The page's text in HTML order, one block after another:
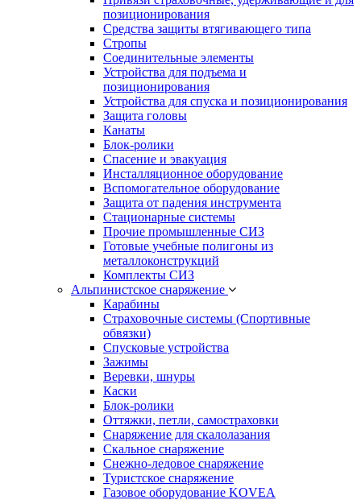
позиционирования
Средства защиты втягивающего типа
Стропы
Соединительные элементы
Устройства для подъема и
позиционирования
Устройства для спуска и позиционирования
Защита головы
Канаты
Блок-ролики
Спасение и эвакуация
Инсталляционное оборудование
Вспомогательное оборудование
Защита от падения инструмента
Стационарные системы
Прочие промышленные СИЗ
Готовые учебные полигоны из
металлоконструкций
Комплекты СИЗ
Альпинистское снаряжение
Карабины
Страховочные системы (Спортивные
обвязки)
Спусковые устройства
Зажимы
Веревки, шнуры
Каски
Блок-ролики
Оттяжки, петли, самостраховки
Снаряжение для скалолазания
Скальное снаряжение
Снежно-ледовое снаряжение
Туристское снаряжение
Газовое оборудование KOVEA